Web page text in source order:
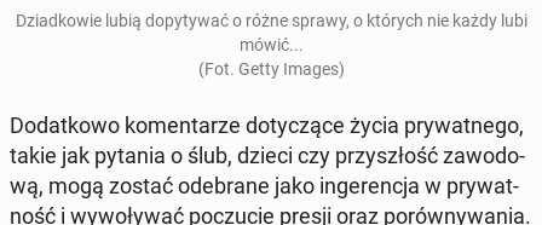
Dziad­ko­wie lubią do­py­ty­wać o różne sprawy, o których nie każdy lubi
mówić...
(Fot. Getty Images)
Do­dat­ko­wo ko­men­ta­rze do­ty­czą­ce życia pry­wat­ne­go,
takie jak pytania o ślub, dzieci czy przy­szłość za­wo­do­
wą, mogą zostać ode­bra­ne jako in­ge­ren­cja w pry­wat­
ność i wy­wo­ły­wać po­czu­cie presji oraz po­rów­ny­wa­nia.